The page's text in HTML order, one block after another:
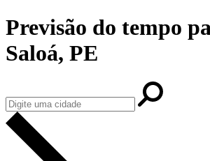
Previsão do tempo
Saloá, PE